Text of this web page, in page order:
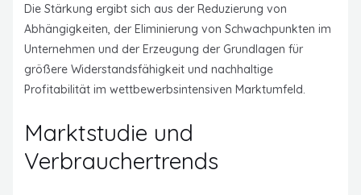
Die Stärkung ergibt sich aus der Reduzierung von
Abhängigkeiten, der Eliminierung von Schwachpunkten im
Unternehmen und der Erzeugung der Grundlagen für
größere Widerstandsfähigkeit und nachhaltige
Profitabilität im wettbewerbsintensiven Marktumfeld.
Marktstudie und
Verbrauchertrends